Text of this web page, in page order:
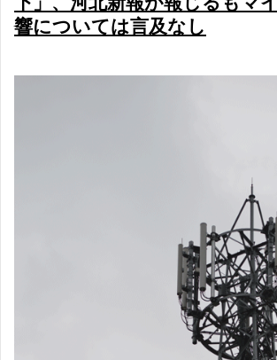
響については言及なし